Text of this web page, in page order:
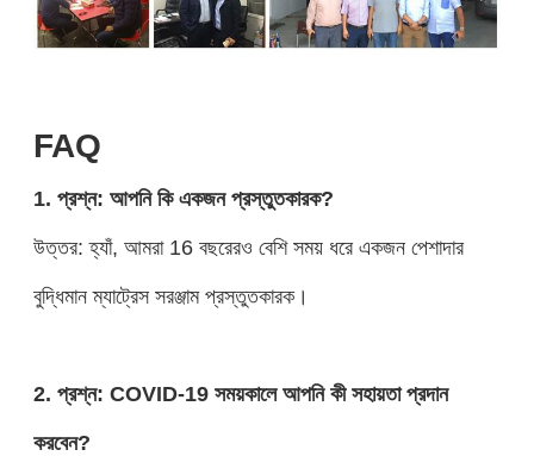
FAQ
1. প্রশ্ন: আপনি কি একজন প্রস্তুতকারক?
উত্তর: হ্যাঁ, আমরা 16 বছরেরও বেশি সময় ধরে একজন পেশাদার
বুদ্ধিমান ম্যাট্রেস সরঞ্জাম প্রস্তুতকারক।
2. প্রশ্ন: COVID-19 সময়কালে আপনি কী সহায়তা প্রদান
করবেন?